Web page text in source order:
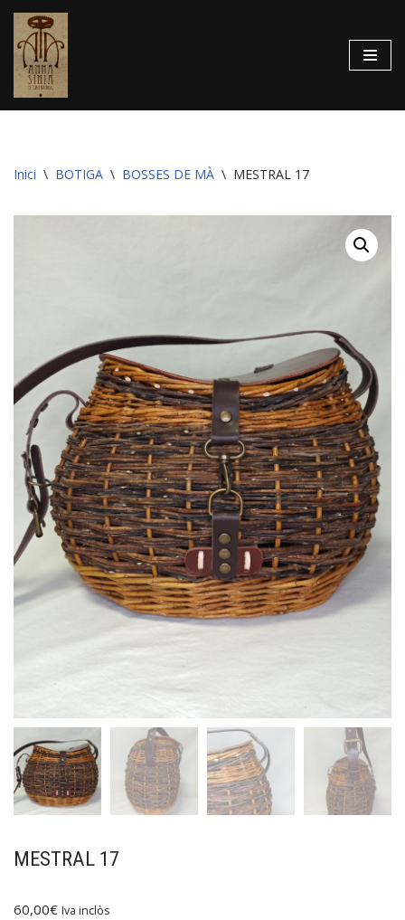
Vés
al
contingut
Inici \ BOTIGA \ BOSSES DE MÀ \ MESTRAL 17
MESTRAL 17
60,00€ Iva inclòs